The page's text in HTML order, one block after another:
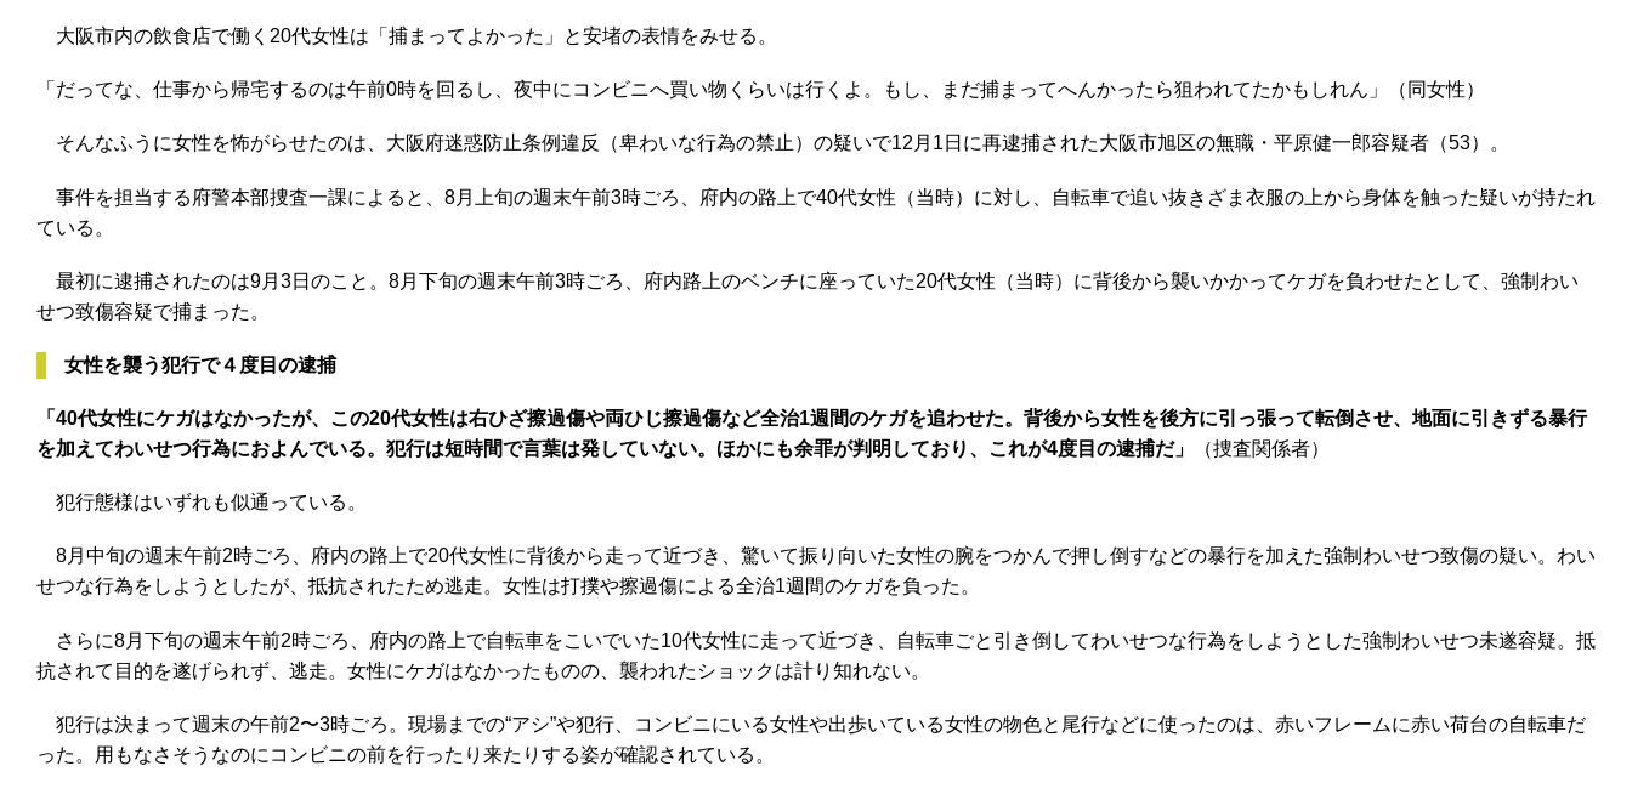
大阪市内の飲食店で働く20代女性は「捕まってよかった」と安堵の表情をみせる。
「だってな、仕事から帰宅するのは午前0時を回るし、夜中にコンビニへ買い物くらいは行くよ。もし、まだ捕まってへんかったら狙われてたかもしれん」（同女性）
そんなふうに女性を怖がらせたのは、大阪府迷惑防止条例違反（卑わいな行為の禁止）の疑いで12月1日に再逮捕された大阪市旭区の無職・平原健一郎容疑者（53）。
事件を担当する府警本部捜査一課によると、8月上旬の週末午前3時ごろ、府内の路上で40代女性（当時）に対し、自転車で追い抜きざま衣服の上から身体を触った疑いが持たれ
ている。
最初に逮捕されたのは9月3日のこと。8月下旬の週末午前3時ごろ、府内路上のベンチに座っていた20代女性（当時）に背後から襲いかかってケガを負わせたとして、強制わい
せつ致傷容疑で捕まった。
女性を襲う犯行で４度目の逮捕
「40代女性にケガはなかったが、この20代女性は右ひざ擦過傷や両ひじ擦過傷など全治1週間のケガを追わせた。背後から女性を後方に引っ張って転倒させ、地面に引きずる暴行
を加えてわいせつ行為におよんでいる。犯行は短時間で言葉は発していない。ほかにも余罪が判明しており、これが4度目の逮捕だ」
（捜査関係者）
犯行態様はいずれも似通っている。
8月中旬の週末午前2時ごろ、府内の路上で20代女性に背後から走って近づき、驚いて振り向いた女性の腕をつかんで押し倒すなどの暴行を加えた強制わいせつ致傷の疑い。わい
せつな行為をしようとしたが、抵抗されたため逃走。女性は打撲や擦過傷による全治1週間のケガを負った。
さらに8月下旬の週末午前2時ごろ、府内の路上で自転車をこいでいた10代女性に走って近づき、自転車ごと引き倒してわいせつな行為をしようとした強制わいせつ未遂容疑。抵
抗されて目的を遂げられず、逃走。女性にケガはなかったものの、襲われたショックは計り知れない。
犯行は決まって週末の午前2〜3時ごろ。現場までの“アシ”や犯行、コンビニにいる女性や出歩いている女性の物色と尾行などに使ったのは、赤いフレームに赤い荷台の自転車だ
った。用もなさそうなのにコンビニの前を行ったり来たりする姿が確認されている。